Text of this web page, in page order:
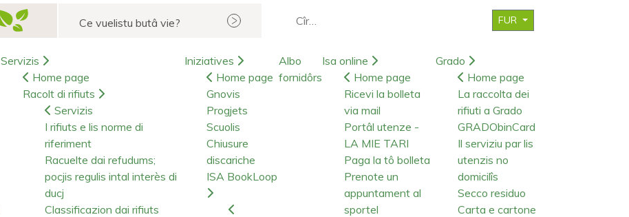
Cerca
FUR
Servizis
Home page
Racolt di rifiuts
Servizis
I rifiuts e lis norme di
riferiment
Racuelte dai refudums;
pocjis regulis intal interès di
ducj
Classificazion dai rifiuts
Iniziatives
Home page
Gnovis
Progjets
Scuolis
Chiusure
discariche
ISA BookLoop
Albo
fornidôrs
Isa online
Home page
Ricevi la bolleta
via mail
Portâl utenze -
LA MIE TARI
Paga la tô bolleta
Prenote un
appuntament al
sportel
Grado
Home page
La raccolta dei
rifiuti a Grado
GRADObinCard
Il serviziu par lis
utenzis no
domicilîs
Secco residuo
Carta e cartone